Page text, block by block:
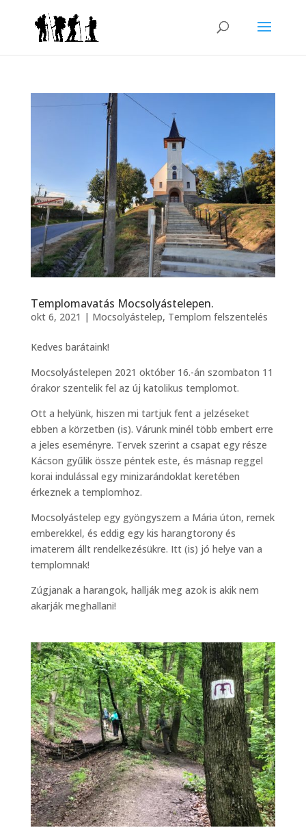
Templomavatás Mocsolyástelepen.
okt 6, 2021 | Mocsolyástelep, Templom felszentelés
Kedves barátaink!
Mocsolyástelepen 2021 október 16.-án szombaton 11
órakor szentelik fel az új katolikus templomot.
Ott a helyünk, hiszen mi tartjuk fent a jelzéseket
ebben a körzetben (is). Várunk minél több embert erre
a jeles eseményre. Tervek szerint a csapat egy része
Kácson gyűlik össze péntek este, és másnap reggel
korai indulással egy minizarándoklat keretében
érkeznek a templomhoz.
Mocsolyástelep egy gyöngyszem a Mária úton, remek
emberekkel, és eddig egy kis harangtorony és
imaterem állt rendelkezésükre. Itt (is) jó helye van a
templomnak!
Zúgjanak a harangok, hallják meg azok is akik nem
akarják meghallani!